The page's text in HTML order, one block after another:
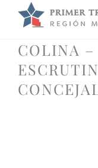
COLINA –